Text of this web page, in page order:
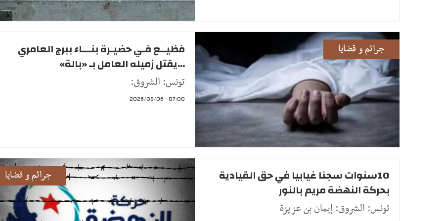
جرائم و قضايا
فظيــع فـي حضيـرة بنـــاء ببرج العامري
...يقتل زميله العامل بـ «بالة»
تونس: الشروق:
07:00 - 2026/08/06
جرائم و قضايا
10سنوات سجنا غيابيا في حق القيادية
بحركة النهضة مريم بالنور
تونس: الشروق: إيمان بن عزيزة